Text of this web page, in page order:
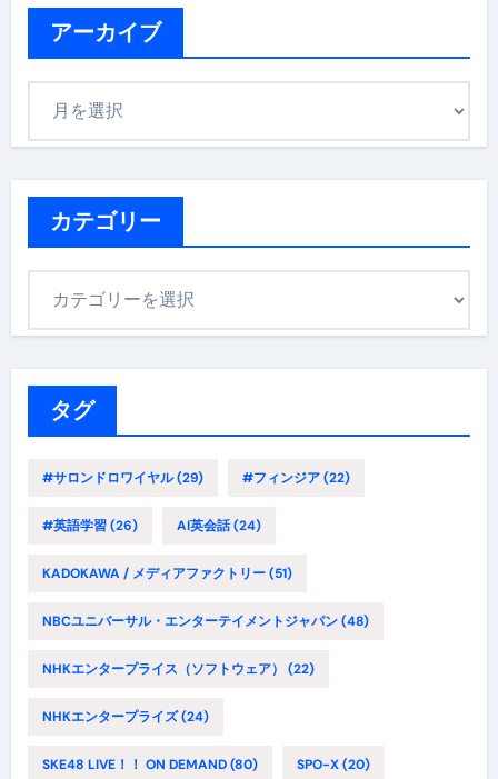
アーカイブ
カテゴリー
タグ
#サロンドロワイヤル(29) #フィンジア(22)
#英語学習(26) AI英会話(24)
KADOKAWA / メディアファクトリー(51)
NBCユニバーサル・エンターテイメントジャパン(48)
NHKエンタープライス（ソフトウェア） (22)
NHKエンタープライズ(24)
SKE48 LIVE！！ ON DEMAND(80) SPO-X(20)